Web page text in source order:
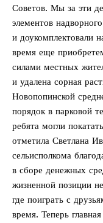
Советов. Мы за эти
элементов
и доукомплектовали
время еще
силами местных
и удалена сорная
Новопопинской
порядок в парковой
ребята могли
отметила Светлана
сельисполкома
в сборе денежных
жизненной позиции
где поиграть с
время. Теперь